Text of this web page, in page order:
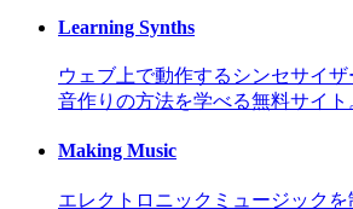
Learning Synths
ウェブ上で動作するシンセサイザ
音作りの方法を学べる無料サイト
Making Music
エレクトロニックミュージック